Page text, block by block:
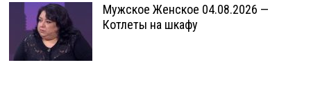
Мужское Женское 04.08.2026 —
Котлеты на шкафу